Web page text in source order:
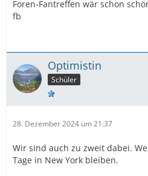
Foren-Fantreffen wär schon
fb
Optimistin
Schüler
28. Dezember 2024 um 21:37
Wir sind auch zu zweit dabei.
Tage in New York bleiben.